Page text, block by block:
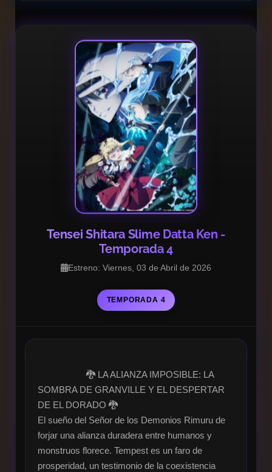
Tensei Shitara Slime Datta Ken -
Temporada 4
Estreno: Viernes, 03 de Abril de 2026
TEMPORADA 4
SOMBRA DE GRANVILLE Y EL DESPERTAR
DE EL DORADO 🐉
El sueño del Señor de los Demonios Rimuru de
forjar una alianza duradera entre humanos y
monstruos florece. Tempest es un faro de
prosperidad, un testimonio de la coexistencia